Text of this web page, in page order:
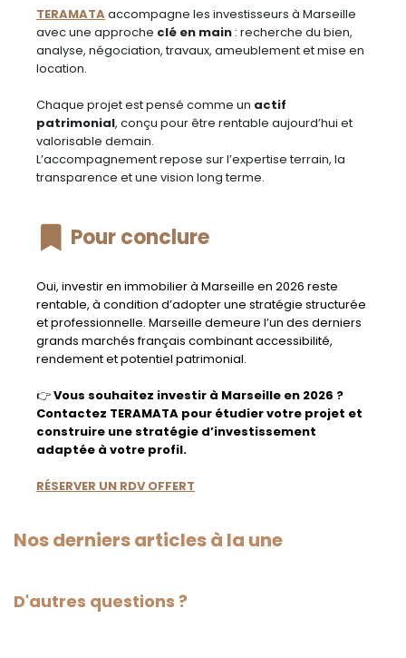
TERAMATAaccompagne les investisseurs à Marseille
avec une approche clé en main : recherche du bien,
analyse, négociation, travaux, ameublement et mise en
location.
Chaque projet est pensé comme un actif
patrimonial, conçu pour être rentable aujourd’hui et
valorisable demain.
L’accompagnement repose sur l’expertise terrain, la
transparence et une vision long terme.
Pour conclure
Oui, investir en immobilier à Marseille en 2026 reste
rentable, à condition d’adopter une stratégie structurée
et professionnelle. Marseille demeure l’un des derniers
grands marchés français combinant accessibilité,
rendement et potentiel patrimonial.
👉Vous souhaitez investir à Marseille en 2026 ?
Contactez TERAMATA pour étudier votre projet et
construire une stratégie d’investissement
adaptée à votre profil.
RÉSERVER UN RDV OFFERT
Nos derniers articles à la une
D'autres questions ?